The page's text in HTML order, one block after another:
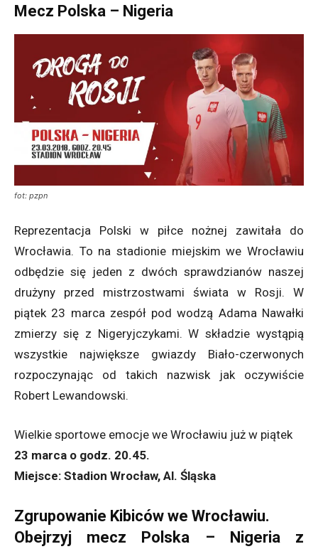
Mecz Polska – Nigeria
fot: pzpn
Reprezentacja Polski w piłce nożnej zawitała do
Wrocławia. To na stadionie miejskim we Wrocławiu
odbędzie się jeden z dwóch sprawdzianów naszej
drużyny przed mistrzostwami świata w Rosji. W
piątek 23 marca zespół pod wodzą Adama Nawałki
zmierzy się z Nigeryjczykami. W składzie wystąpią
wszystkie największe gwiazdy Biało-czerwonych
rozpoczynając od takich nazwisk jak oczywiście
Robert Lewandowski.
Wielkie sportowe emocje we Wrocławiu już w piątek
23 marca o godz. 20.45.
Miejsce: Stadion Wrocław, Al. Śląska
Zgrupowanie Kibiców we Wrocławiu.
Obejrzyj mecz Polska – Nigeria z